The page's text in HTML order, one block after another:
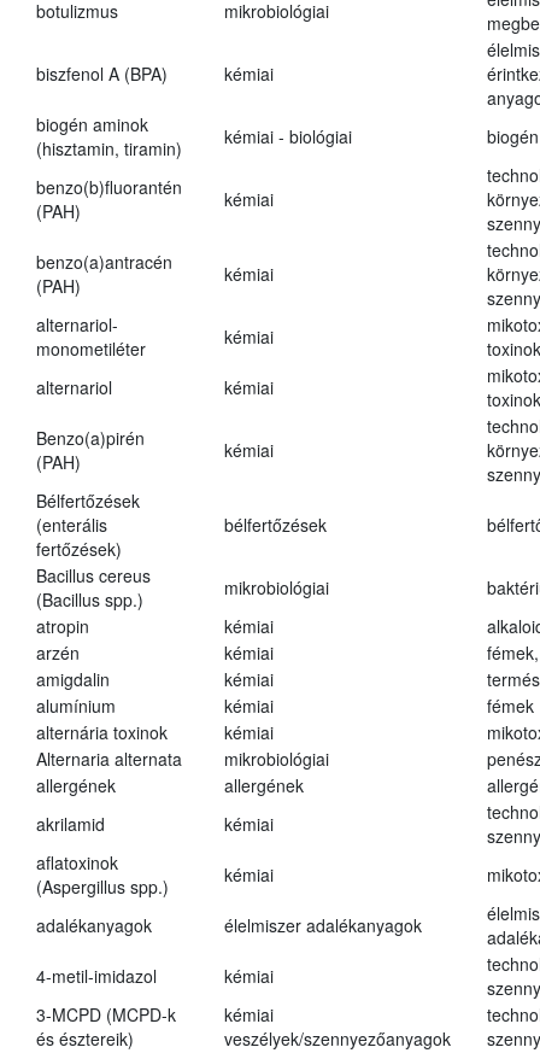
botulizmus
mikrobiológiai
biszfenol A (BPA) kémiai
biogén aminok
(hisztamin, tiramin)
kémiai - biológiai
benzo(b)fluorantén
(PAH)
kémiai
benzo(a)antracén
(PAH)
kémiai
alternariol-
monometiléter
kémiai
toxinok
alternariol
kémiai
toxinok
Benzo(a)pirén
(PAH)
kémiai
Bélfertőzések
(enterális
fertőzések)
bélfertőzések
Bacillus cereus
(Bacillus spp.)
mikrobiológiai
atropin
kémiai
arzén
kémiai
amigdalin
kémiai
alumínium
kémiai
fémek
alternária toxinok
kémiai
Alternaria alternata
mikrobiológiai
allergének
allergének
akrilamid
kémiai
aflatoxinok
(Aspergillus spp.)
kémiai
adalékanyagok élelmiszer adalékanyagok
4-metil-imidazol
kémiai
3-MCPD (MCPD-k
és észtereik)
kémiai
veszélyek/szennyezőanyagok